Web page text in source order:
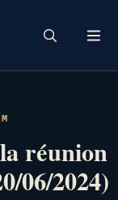
réunion
06/2024)